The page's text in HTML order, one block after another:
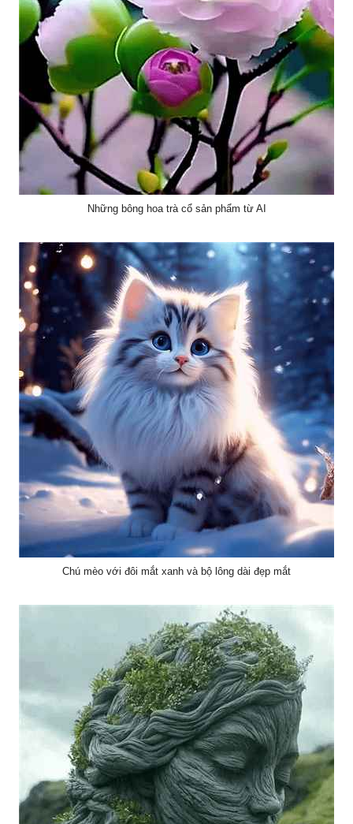
Những bông hoa trà cổ sản phẩm từ AI
Chú mèo với đôi mắt xanh và bộ lông dài đẹp mắt